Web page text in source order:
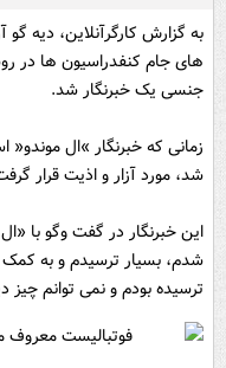
به گزارش کارگرآنلاین، دیه گو
های جام کنفدراسیون ها در
جنسی یک خبرنگار شد.
زمانی که خبرنگار »ال موندو«
شد، مورد آزار و اذیت قرار
این خبرنگار در گفت وگو با «ال
شدم، بسیار ترسیدم و به کمک
ترسیده بودم و نمی توانم چیز